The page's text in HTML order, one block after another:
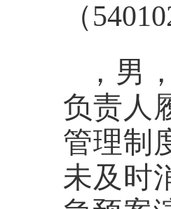
（
，男
负责人
管理制
未及时